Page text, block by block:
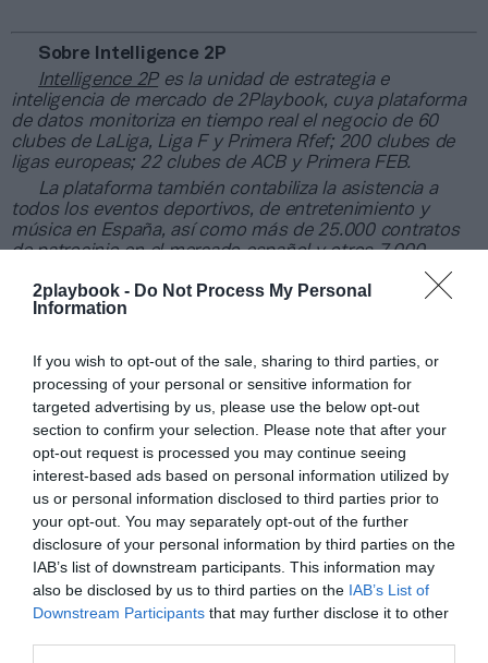
2playbook - Do Not Process My Personal
Information
If you wish to opt-out of the sale, sharing to third parties, or
processing of your personal or sensitive information for
targeted advertising by us, please use the below opt-out
section to confirm your selection. Please note that after your
opt-out request is processed you may continue seeing
interest-based ads based on personal information utilized by
us or personal information disclosed to third parties prior to
your opt-out. You may separately opt-out of the further
disclosure of your personal information by third parties on the
IAB’s list of downstream participants. This information may
also be disclosed by us to third parties on the IAB’s List of
Downstream Participants that may further disclose it to other
Sobre Intelligence 2P
Intelligence 2Pes la unidad de estrategia e
inteligencia de mercado de 2Playbook, cuya plataforma
de datos monitoriza en tiempo real el negocio de 60
clubes de LaLiga, Liga F y Primera Rfef; 200 clubes de
ligas europeas; 22 clubes de ACB y Primera FEB.
La plataforma también contabiliza la asistencia a
todos los eventos deportivos, de entretenimiento y
música en España, así como más de 25.000 contratos
de patrocinio en el mercado español y otros 7.000
contratos de las ligas europeas y norteamericanas de
fútbol y baloncesto, segmentados por competición,
tipología de activos, marcas, categorías de producto y
quieres más información, contacta con nosotros a
través de intelligence@2playbook.com.
Añadir2Playbookcomo fuente preferida de Google
de forma gratuita
Mantente informado con las últimas noticias de actualidad.
Compartir
Imprimir